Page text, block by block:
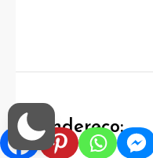
Endereço: